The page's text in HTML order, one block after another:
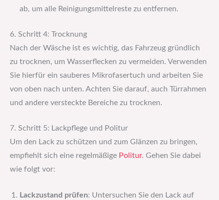
ab, um alle Reinigungsmittelreste zu entfernen.
6. Schritt 4: Trocknung
Nach der Wäsche ist es wichtig, das Fahrzeug gründlich
zu trocknen, um Wasserflecken zu vermeiden. Verwenden
Sie hierfür ein sauberes Mikrofasertuch und arbeiten Sie
von oben nach unten. Achten Sie darauf, auch Türrahmen
und andere versteckte Bereiche zu trocknen.
7. Schritt 5: Lackpflege und Politur
Um den Lack zu schützen und zum Glänzen zu bringen,
empfiehlt sich eine regelmäßige Politur. Gehen Sie dabei
wie folgt vor:
Lackzustand prüfen: Untersuchen Sie den Lack auf